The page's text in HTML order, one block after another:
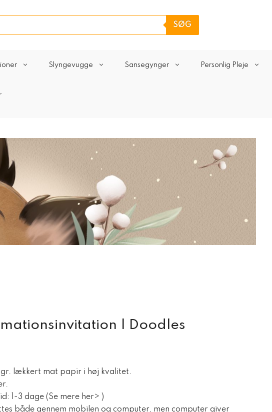
SØG
Slyngevugge Sansegynger Personlig Pleje
| Doodles
lækkert mat papir i høj kvalitet.
1-3 dage (Se mere her> )
både gennem mobilen og computer, men computer giver